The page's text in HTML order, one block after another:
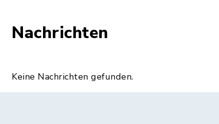
Nachrichten
Keine Nachrichten gefunden.